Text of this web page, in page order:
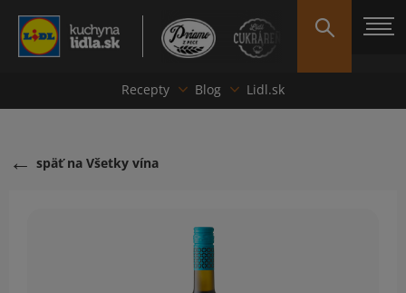
Recepty Blog Lidl.sk
späť na Všetky vína